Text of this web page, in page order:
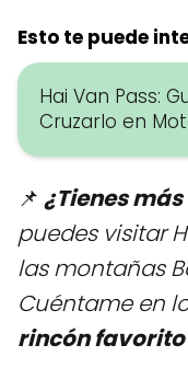
Esto te puede
Hai Van Pass:
Cruzarlo en
📌 ¿Tienes
puedes visitar
las montañas
Cuéntame en
rincón favorito